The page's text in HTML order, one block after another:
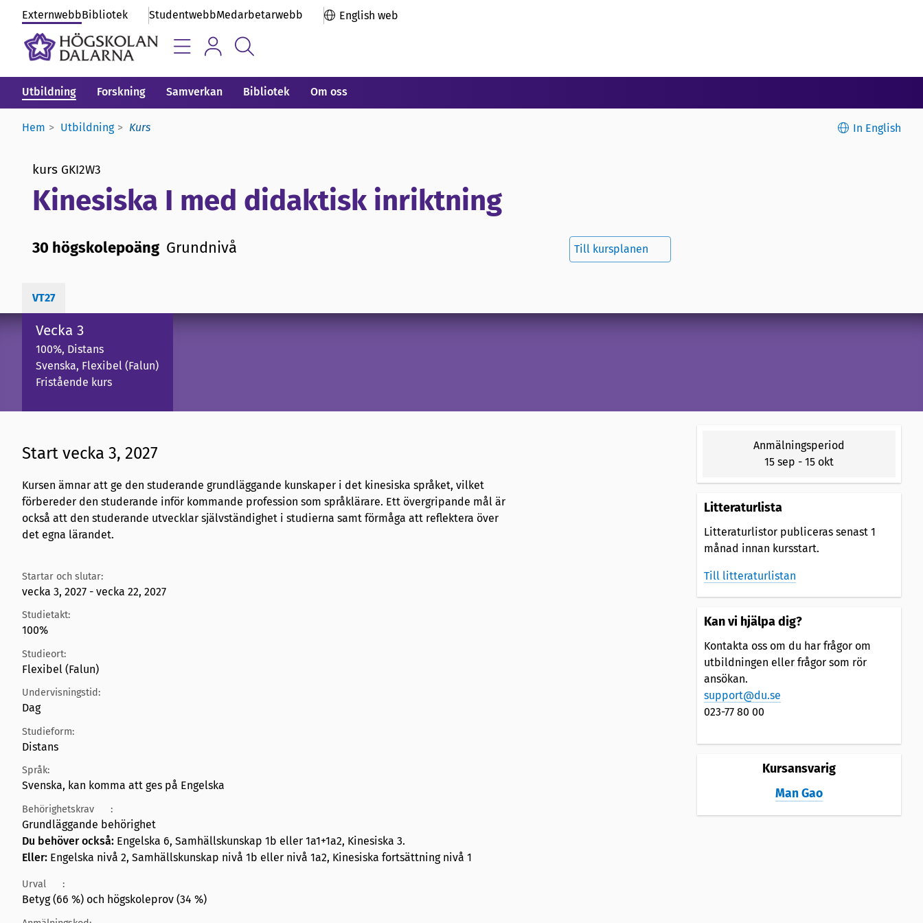
ExternwebbBibliotek StudentwebbMedarbetarwebb English web
Utbildning Forskning Samverkan Bibliotek Om oss
Hem Utbildning Kurs In English
kurs GKI2W3
Kinesiska I med didaktisk inriktning
30 högskolepoäng Grundnivå Till kursplanen
VT27
Vecka 3
100%, Distans
Svenska, Flexibel (Falun)
Fristående kurs
Start vecka 3, 2027
Kursen ämnar att ge den studerande grundläggande kunskaper i det kinesiska språket, vilket
förbereder den studerande inför kommande profession som språklärare. Ett övergripande mål är
också att den studerande utvecklar självständighet i studierna samt förmåga att reflektera över
det egna lärandet.
Startar och slutar:
vecka 3, 2027 - vecka 22, 2027
Studietakt:
100%
Studieort:
Flexibel (Falun)
Undervisningstid:
Dag
Studieform:
Distans
Språk:
Svenska, kan komma att ges på Engelska
Behörighetskrav :
Grundläggande behörighet
Du behöver också: Engelska 6, Samhällskunskap 1b eller 1a1+1a2, Kinesiska 3.
Eller: Engelska nivå 2, Samhällskunskap nivå 1b eller nivå 1a2, Kinesiska fortsättning nivå 1
Urval :
Betyg (66 %) och högskoleprov (34 %)
Anmälningsperiod
15 sep - 15 okt
Litteraturlista
Litteraturlistor publiceras senast 1
månad innan kursstart.
Till litteraturlistan
Kan vi hjälpa dig?
Kontakta oss om du har frågor om
utbildningen eller frågor som rör
ansökan.
support@du.se
023-77 80 00
Kursansvarig
Man Gao